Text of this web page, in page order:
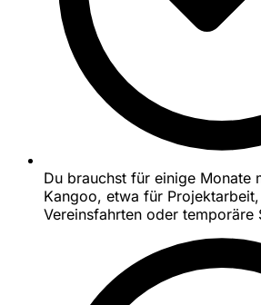
Du brauchst für einige Monate
Kangoo, etwa für
Vereinsfahrten oder temporäre